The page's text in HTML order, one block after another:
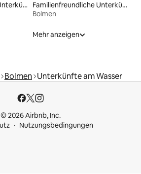
Haustierfreundliche Unterkünfte
Familienfreundliche Unterkünfte
Bolmen
Mehr anzeigen
Bolmen Unterkünfte am Wasser
© 2026 Airbnb, Inc.
Nutzungsbedingungen